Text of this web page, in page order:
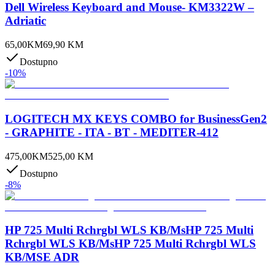
Dell Wireless Keyboard and Mouse- KM3322W –
Adriatic
65,00KM69,90 KM
Dostupno
-10%
LOGITECH MX KEYS COMBO for BusinessGen2
- GRAPHITE - ITA - BT - MEDITER-412
475,00KM525,00 KM
Dostupno
-8%
HP 725 Multi Rchrgbl WLS KB/MsHP 725 Multi
Rchrgbl WLS KB/MsHP 725 Multi Rchrgbl WLS
KB/MSE ADR